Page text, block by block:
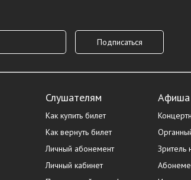
Слушателям
Как купить билет
Как вернуть билет
Личный абонемент
Личный кабинет
Афиша
Зритель